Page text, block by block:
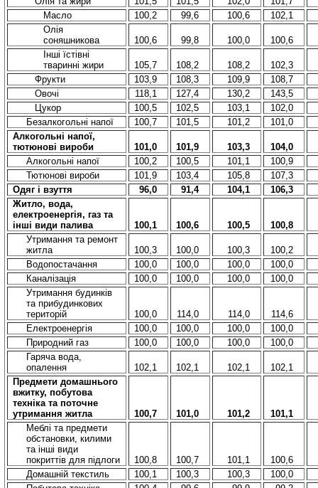
Масло
100,2 99,6 100,6
102,1
Олія
соняшникова
100,6 99,8 100,0
100,6
Інші їстівні
тваринні жири
105,7 108,2 108,2
102,3
Фрукти
103,9 108,3 109,9
108,7
Овочі
118,1 127,4 130,2
143,5
Цукор
100,5 102,5 103,1
102,0
Безалкогольні напої
100,7 101,5 101,2
101,0
Алкогольні напої,
тютюнові вироби
101,0 101,9 103,3
104,0
Алкогольні напої
100,2 100,5 101,1
100,9
Тютюнові вироби
101,9 103,4 105,8
107,3
Одяг і взуття
96,0 91,4 104,1
106,3
Житло, вода,
електроенергія, газ та
інші види палива
100,1 100,6 100,5
100,8
Утримання та ремонт
житла
100,3 100,0 100,3
100,2
Водопостачання
100,0 100,0 100,0
100,0
Каналізація
100,0 100,0 100,0
100,0
Утримання будинків
та прибудинкових
територій
100,0 114,0 114,0
114,6
Електроенергія
100,0 100,0 100,0
100,0
Природний газ
100,0 100,0 100,0
100,0
Гаряча вода,
опалення
102,1 102,1 102,1
102,1
Предмети домашнього
вжитку, побутова
техніка та поточне
утримання житла
100,7 101,0 101,2
101,1
Меблі та предмети
обстановки, килими
та інші види
покриттів для підлоги
100,8 100,7 101,1
100,6
Домашній текстиль
100,1 100,3 100,3
100,0